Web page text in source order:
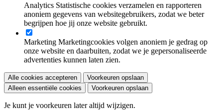
Analytics Statistische cookies verzamelen en rapporteren
anoniem gegevens van websitegebruikers, zodat we beter
begrijpen hoe jij onze website gebruikt.
Marketing Marketingcookies volgen anoniem je gedrag op
onze website en daarbuiten, zodat we je gepersonaliseerde
advertenties kunnen laten zien.
Alle cookies accepteren
Voorkeuren opslaan
Alleen essentiële cookies
Voorkeuren opslaan
Je kunt je voorkeuren later altijd wijzigen.